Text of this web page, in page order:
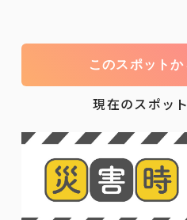
このスポット
現在のスポッ